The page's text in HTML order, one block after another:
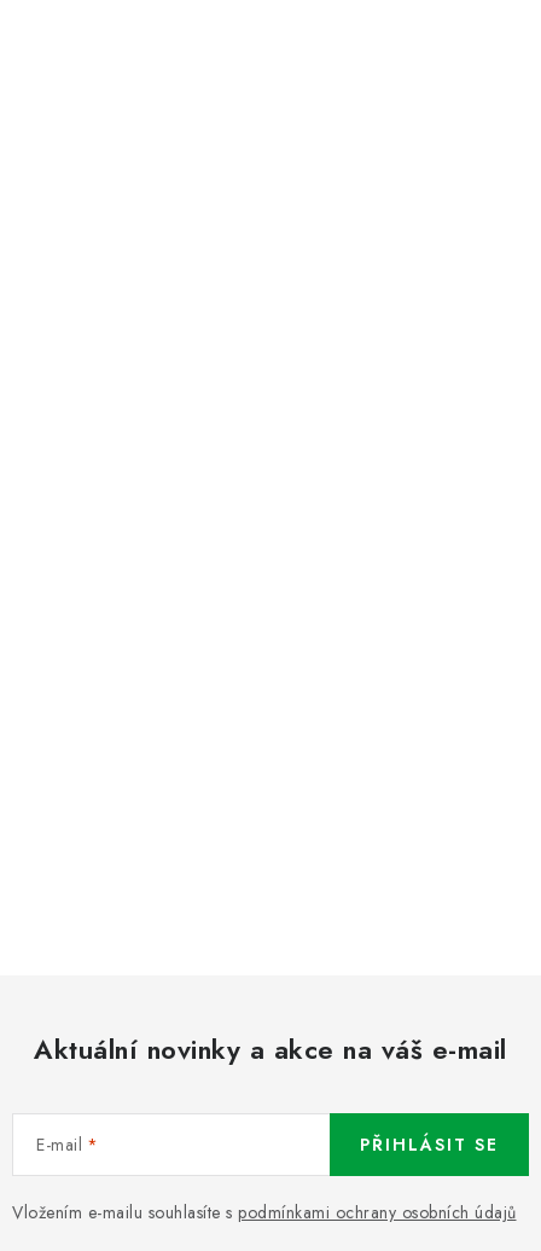
Aktuální novinky a akce na váš e-mail
E-mail
Vložením e-mailu souhlasíte s podmínkami ochrany osobních údajů
PŘIHLÁSIT SE